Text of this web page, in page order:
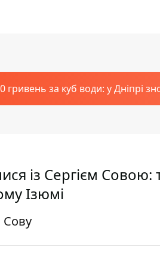
гривень за куб води: у Дніпрі
із Сергієм Совою:
Ізюмі
Сову